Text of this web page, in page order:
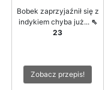
Bobek zaprzyjaźnił się z
indykiem chyba już... ⇖
23
Zobacz przepis!